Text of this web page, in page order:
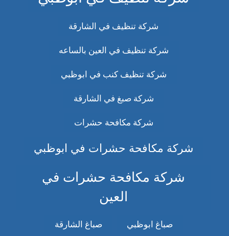
شركة تنظيف في الشارقة
شركة تنظيف في العين بالساعه
شركة تنظيف كنب في ابوظبي
شركة صبغ في الشارقة
شركة مكافحة حشرات
شركة مكافحة حشرات في ابوظبي
شركة مكافحة حشرات في
العين
صباغ ابوظبي صباغ الشارقة